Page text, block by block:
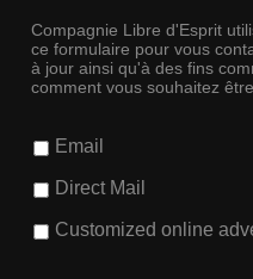
Compagnie Libre d'Esprit
ce formulaire pour vous
à jour ainsi qu'à des fins
comment vous souhaitez
Email
Direct Mail
Customized online